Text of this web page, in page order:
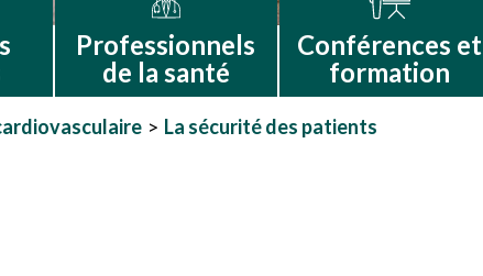
Professionnels
de la santé
Conférences et
formation
La sécurité des patients